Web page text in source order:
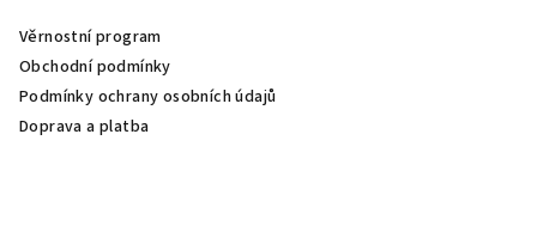
Věrnostní program
Obchodní podmínky
Podmínky ochrany osobních údajů
Doprava a platba